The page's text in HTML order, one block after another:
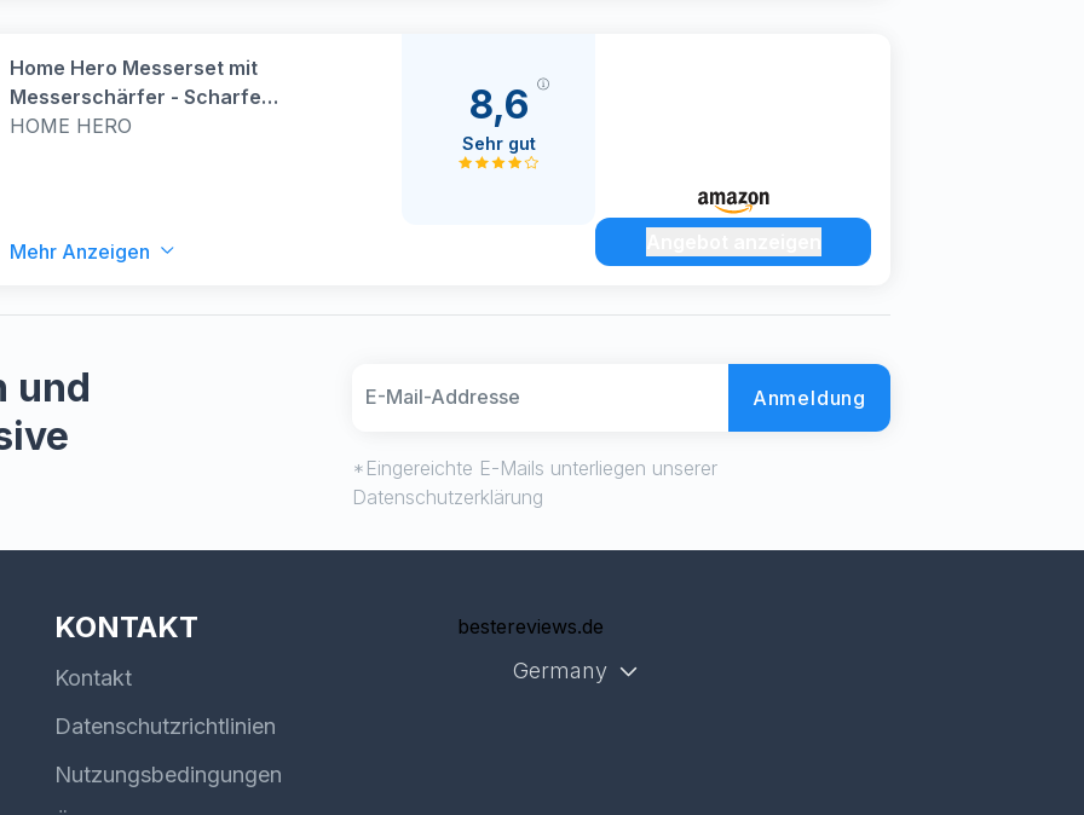
Home Hero Messerset mit
Messerschärfer - Scharfe
Küchenmesser Set - Messerblock
HOME HERO
Mehr Anzeigen
8,6
Sehr gut
und
Anmeldung
*Eingereichte E-Mails unterliegen unserer
Datenschutzerklärung
KONTAKT
Kontakt
Datenschutzrichtlinien
Nutzungsbedingungen
bestereviews.de
Germany